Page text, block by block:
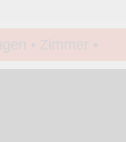
• Zimmer •